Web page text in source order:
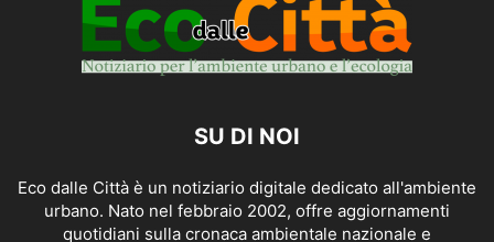
SU DI NOI
Eco dalle Città è un notiziario digitale dedicato all'ambiente
urbano. Nato nel febbraio 2002, offre aggiornamenti
quotidiani sulla cronaca ambientale nazionale e